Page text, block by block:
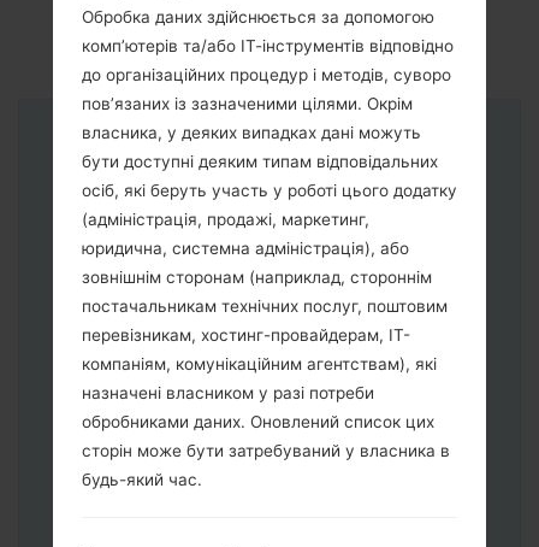
Інструкції
Обробка даних здійснюється за допомогою
комп’ютерів та/або ІТ-інструментів відповідно
до організаційних процедур і методів, суворо
пов’язаних із зазначеними цілями. Окрім
власника, у деяких випадках дані можуть
бути доступні деяким типам відповідальних
осіб, які беруть участь у роботі цього додатку
(адміністрація, продажі, маркетинг,
юридична, системна адміністрація), або
зовнішнім сторонам (наприклад, стороннім
постачальникам технічних послуг, поштовим
перевізникам, хостинг-провайдерам, ІТ-
компаніям, комунікаційним агентствам), які
назначені власником у разі потреби
обробниками даних. Оновлений список цих
сторін може бути затребуваний у власника в
будь-який час.